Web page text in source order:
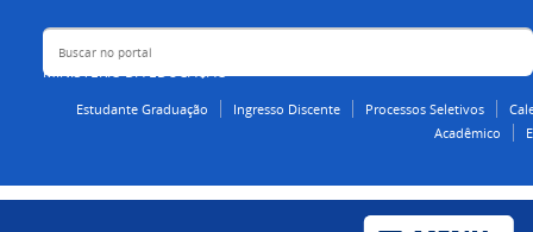
MINISTÉRIO DA EDUCAÇÃO
Estudante Graduação Ingresso Discente Processos Seletivos
Acadêmico